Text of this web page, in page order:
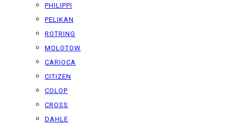
PHILIPPI
PELIKAN
ROTRING
MOLOTOW
CARIOCA
CITIZEN
COLOP
CROSS
DAHLE